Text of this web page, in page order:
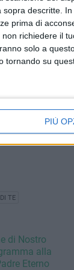
sopra descritte.
prima di
non richiedere il
solo a
tornando su
PIÙ
dove ha
della"Notte
i critici
TE
di Nostro
alla
Eterno